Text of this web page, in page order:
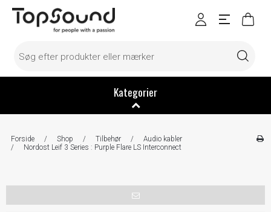
Kategorier
Forside / Shop / Tilbehør /
Audio kabler
/
Nordost Leif 3 Series : Purple Flare LS Interconnect